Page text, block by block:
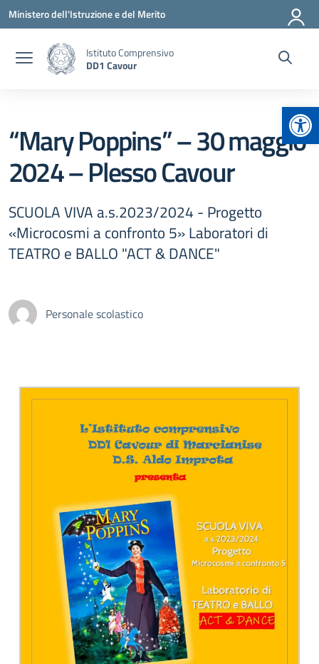
Vai ai contenuti
Vai al menu di navigazione
Vai al footer
Ministero dell'Istruzione e del Merito
Istituto Comprensivo
DD1 Cavour
“Mary Poppins” – 30 maggio
2024 – Plesso Cavour
SCUOLA VIVA a.s.2023/2024 - Progetto
«Microcosmi a confronto 5» Laboratori di
TEATRO e BALLO "ACT & DANCE"
Personale scolastico